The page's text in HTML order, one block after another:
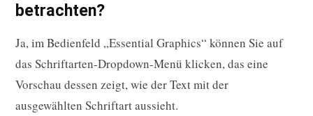
betrachten?
Ja, im Bedienfeld „Essential Graphics“ können Sie auf
das Schriftarten-Dropdown-Menü klicken, das eine
Vorschau dessen zeigt, wie der Text mit der
ausgewählten Schriftart aussieht.